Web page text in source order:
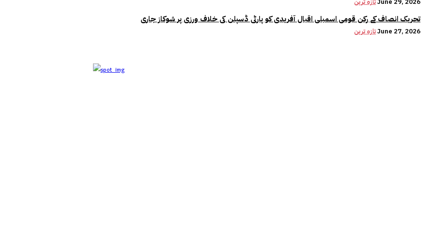
تحریک انصاف کے رکن قومی اسمبلی اقبال آفریدی کو پارٹی ڈسپلن کی خلاف ورزی پر شوکاز جاری
تازہ ترینJune 27, 2026